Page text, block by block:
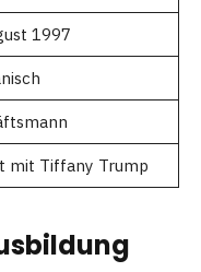
1997
mit Tiffany Trump